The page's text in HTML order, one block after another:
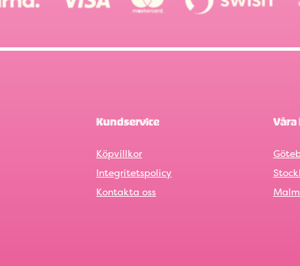
Kundservice
Köpvillkor
Integritetspolicy
Kontakta oss